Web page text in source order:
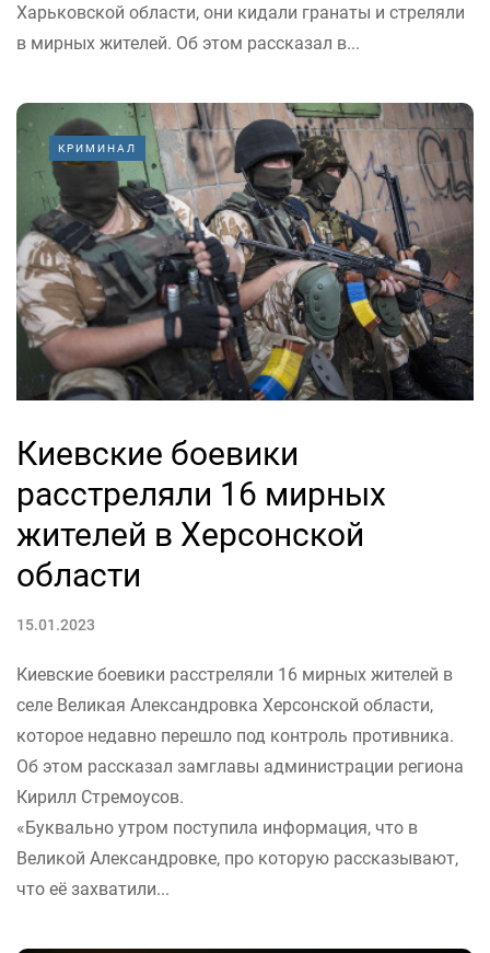
Харьковской области, они кидали гранаты и стреляли
в мирных жителей. Об этом рассказал в...
КРИМИНАЛ
Киевские боевики
расстреляли 16 мирных
жителей в Херсонской
области
15.01.2023
Киевские боевики расстреляли 16 мирных жителей в
селе Великая Александровка Херсонской области,
которое недавно перешло под контроль противника.
Об этом рассказал замглавы администрации региона
Кирилл Стремоусов.
«Буквально утром поступила информация, что в
Великой Александровке, про которую рассказывают,
что её захватили...